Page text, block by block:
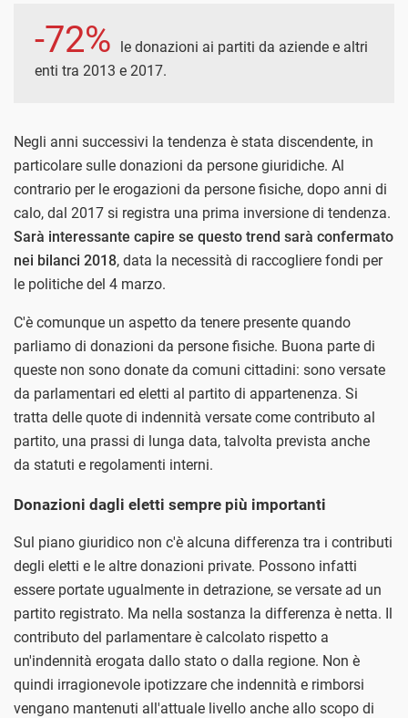
-72%
le donazioni ai partiti da aziende e altri
enti tra 2013 e 2017.
Negli anni successivi la tendenza è stata discendente, in
particolare sulle donazioni da persone giuridiche. Al
contrario per le erogazioni da persone fisiche, dopo anni di
calo, dal 2017 si registra una prima inversione di tendenza.
Sarà interessante capire se questo trend sarà confermato
nei bilanci 2018, data la necessità di raccogliere fondi per
le politiche del 4 marzo.
C'è comunque un aspetto da tenere presente quando
parliamo di donazioni da persone fisiche. Buona parte di
queste non sono donate da comuni cittadini: sono versate
da parlamentari ed eletti al partito di appartenenza. Si
tratta delle quote di indennità versate come contributo al
partito, una prassi di lunga data, talvolta prevista anche
da statuti e regolamenti interni.
Donazioni dagli eletti sempre più importanti
Sul piano giuridico non c'è alcuna differenza tra i contributi
degli eletti e le altre donazioni private. Possono infatti
essere portate ugualmente in detrazione, se versate ad un
partito registrato. Ma nella sostanza la differenza è netta. Il
contributo del parlamentare è calcolato rispetto a
un'indennità erogata dallo stato o dalla regione. Non è
quindi irragionevole ipotizzare che indennità e rimborsi
vengano mantenuti all'attuale livello anche allo scopo di